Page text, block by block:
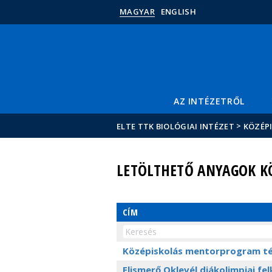
MAGYAR ENGLISH
AZ INTÉZETRŐL
ELTE TTK BIOLÓGIAI INTÉZET >
LETÖLTHETŐ ANYAGOK
CÍM
Középiskolás mentorprogram
Elismerő Oklevél diákolimpiai